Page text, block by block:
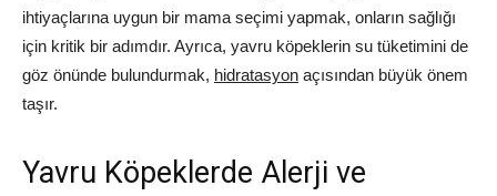
ihtiyaçlarına uygun bir mama seçimi yapmak, onların sağlığı
için kritik bir adımdır. Ayrıca, yavru köpeklerin su tüketimini de
göz önünde bulundurmak, hidratasyon açısından büyük önem
taşır.
Yavru Köpeklerde Alerji ve